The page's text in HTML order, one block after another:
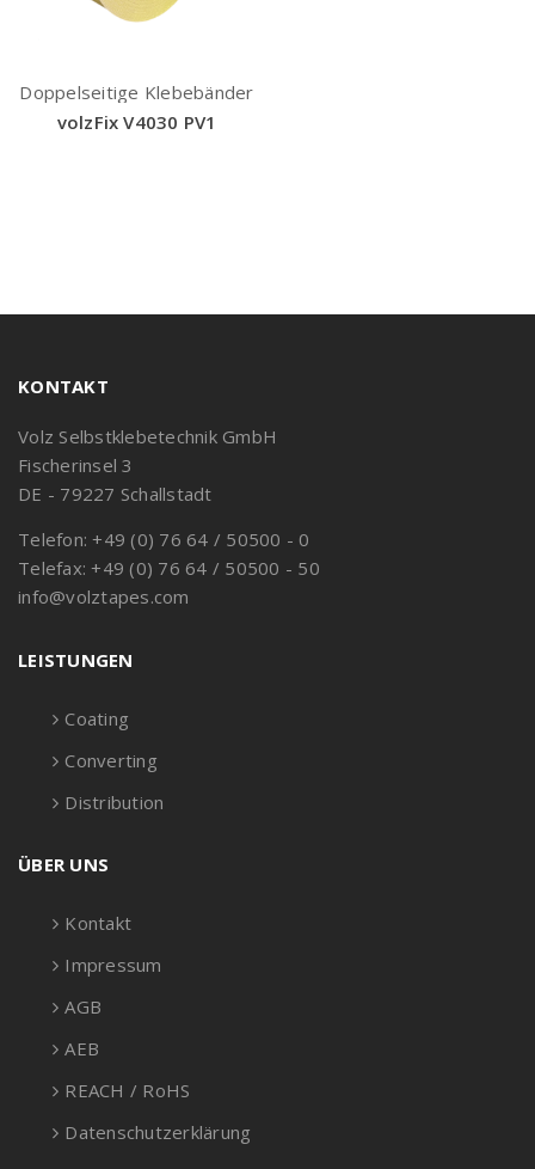
Doppelseitige Klebebänder
volzFix V4030 PV1
KONTAKT
Volz Selbstklebetechnik GmbH
Fischerinsel 3
DE - 79227 Schallstadt
Telefon: +49 (0) 76 64 / 50500 - 0
Telefax: +49 (0) 76 64 / 50500 - 50
info@volztapes.com
LEISTUNGEN
Coating
Converting
Distribution
ÜBER UNS
Kontakt
Impressum
AGB
AEB
REACH / RoHS
Datenschutzerklärung